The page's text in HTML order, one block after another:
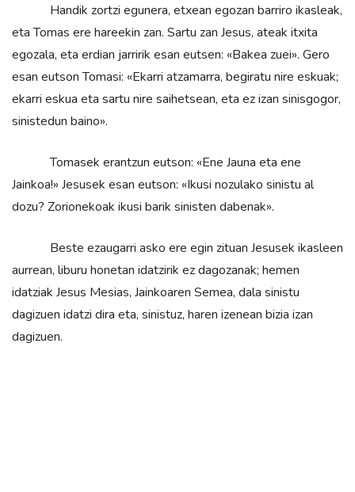
Handik zortzi egunera, etxean egozan barriro ikasleak,
eta Tomas ere hareekin zan. Sartu zan Jesus, ateak itxita
egozala, eta erdian jarririk esan eutsen: «Bakea zuei». Gero
esan eutson Tomasi: «Ekarri atzamarra, begiratu nire eskuak;
ekarri eskua eta sartu nire saihetsean, eta ez izan sinisgogor,
sinistedun baino».
Tomasek erantzun eutson: «Ene Jauna eta ene
Jainkoa!» Jesusek esan eutson: «Ikusi nozulako sinistu al
dozu? Zorionekoak ikusi barik sinisten dabenak».
Beste ezaugarri asko ere egin zituan Jesusek ikasleen
aurrean, liburu honetan idatzirik ez dagozanak; hemen
idatziak Jesus Mesias, Jainkoaren Semea, dala sinistu
dagizuen idatzi dira eta, sinistuz, haren izenean bizia izan
dagizuen.